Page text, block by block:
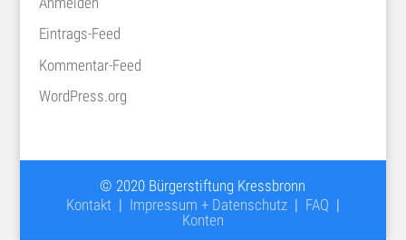
Eintrags-Feed
Kommentar-Feed
WordPress.org
© 2020 Bürgerstiftung Kressbronn
Kontakt | Impressum + Datenschutz | FAQ |
Konten